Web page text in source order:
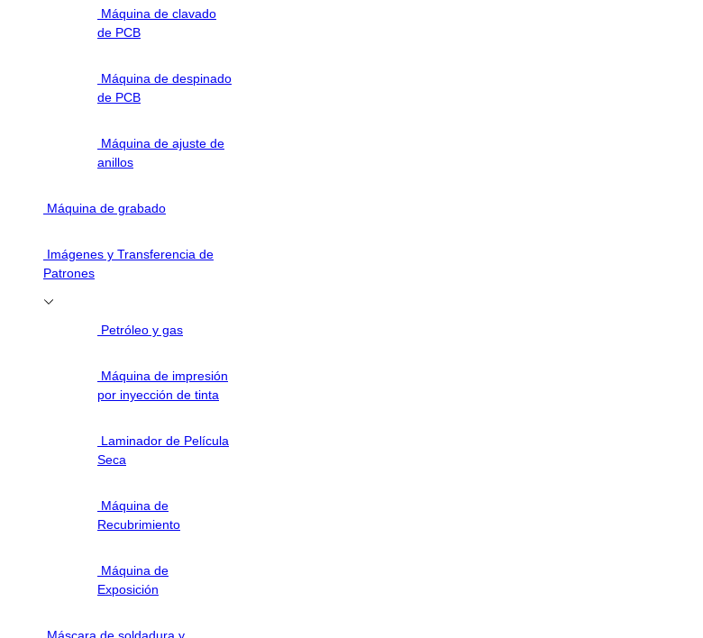
Máquina de clavado
de PCB
Máquina de despinado
de PCB
Máquina de ajuste de
anillos
Máquina de grabado
Imágenes y Transferencia de
Patrones
Petróleo y gas
Máquina de impresión
por inyección de tinta
Laminador de Película
Seca
Máquina de
Recubrimiento
Máquina de
Exposición